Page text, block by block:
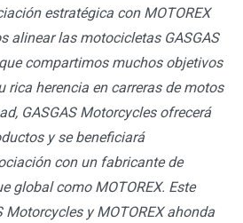
estratégica con MOTOREX
alinear las motocicletas GASGAS
compartimos muchos objetivos
rica herencia en carreras de motos
GASGAS Motorcycles ofrecerá
y se beneficiará
con un fabricante de
global como MOTOREX. Este
Motorcycles y MOTOREX ahonda